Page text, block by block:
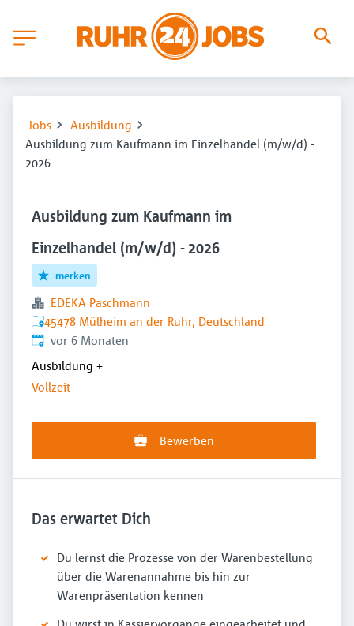
Jobs
Ausbildung
Ausbildung zum Kaufmann im Einzelhandel (m/w/d) -
2026
Ausbildung zum Kaufmann im
Einzelhandel (m/w/d) - 2026
merken
EDEKA Paschmann
45478 Mülheim an der Ruhr, Deutschland
Veröffentlicht:
vor 6 Monaten
Ausbildung +
Vollzeit
Bewerben
Das erwartet Dich
Du lernst die Prozesse von der Warenbestellung
über die Warenannahme bis hin zur
Warenpräsentation kennen